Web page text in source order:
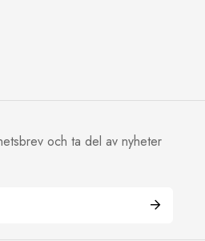
och ta del av nyheter